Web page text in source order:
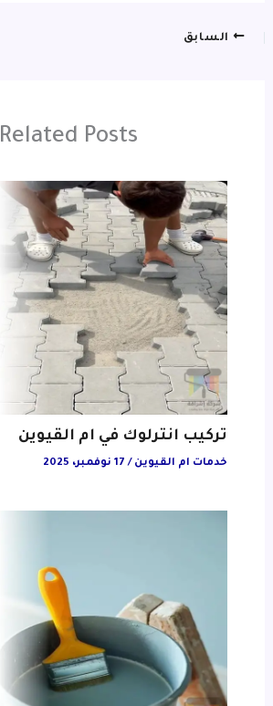
السابق
Related Posts
تركيب انترلوك في ام القيوين
خدمات ام القيوين / 17 نوفمبر، 2025